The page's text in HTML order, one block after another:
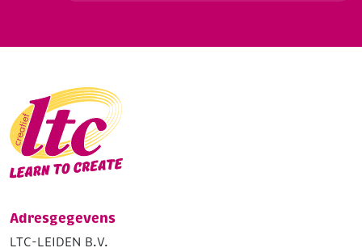
Adresgegevens
LTC-LEIDEN B.V.